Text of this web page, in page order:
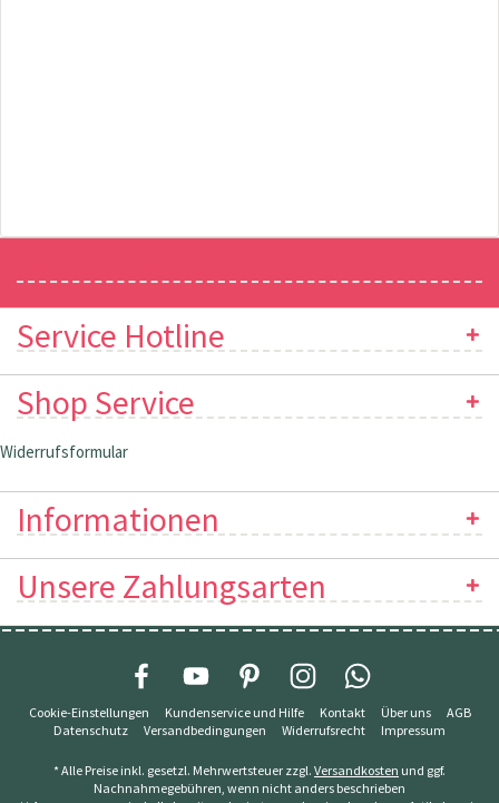
Service Hotline
Shop Service
Widerrufsformular
Informationen
Unsere Zahlungsarten
Cookie-Einstellungen Kundenservice und Hilfe Kontakt Über uns
AGB
Datenschutz
Versandbedingungen Widerrufsrecht Impressum
* Alle Preise inkl. gesetzl. Mehrwertsteuer zzgl. Versandkosten und ggf.
Nachnahmegebühren, wenn nicht anders beschrieben